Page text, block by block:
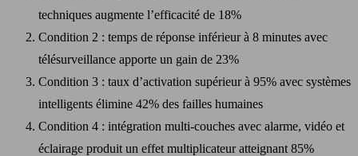
techniques augmente l’efficacité de 18%
Condition 2 : temps de réponse inférieur à 8 minutes avec
télésurveillance apporte un gain de 23%
Condition 3 : taux d’activation supérieur à 95% avec systèmes
intelligents élimine 42% des failles humaines
Condition 4 : intégration multi-couches avec alarme, vidéo et
éclairage produit un effet multiplicateur atteignant 85%